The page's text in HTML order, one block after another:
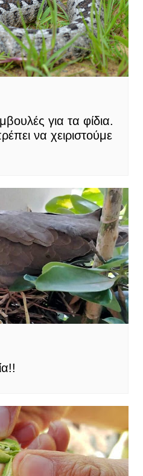
για τα φίδια.
να χειριστούμε